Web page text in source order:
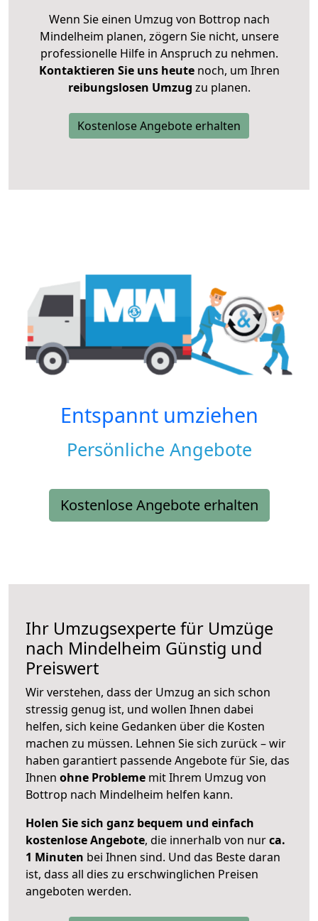
Wenn Sie einen Umzug von Bottrop nach
Mindelheim planen, zögern Sie nicht, unsere
professionelle Hilfe in Anspruch zu nehmen.
Kontaktieren Sie uns heutenoch, um Ihren
reibungslosen Umzug zu planen.
Kostenlose Angebote erhalten
Entspannt umziehen
Persönliche Angebote
Kostenlose Angebote erhalten
Ihr Umzugsexperte für Umzüge
nach Mindelheim Günstig und
Preiswert
Wir verstehen, dass der Umzug an sich schon
stressig genug ist, und wollen Ihnen dabei
helfen, sich keine Gedanken über die Kosten
machen zu müssen. Lehnen Sie sich zurück – wir
haben garantiert passende Angebote für Sie, das
Ihnen ohne Probleme mit Ihrem Umzug von
Bottrop nach Mindelheim helfen kann.
Holen Sie sich ganz bequem und einfach
kostenlose Angebote, die innerhalb von nurca.
1 Minuten bei Ihnen sind. Und das Beste daran
ist, dass all dies zu erschwinglichen Preisen
angeboten werden.